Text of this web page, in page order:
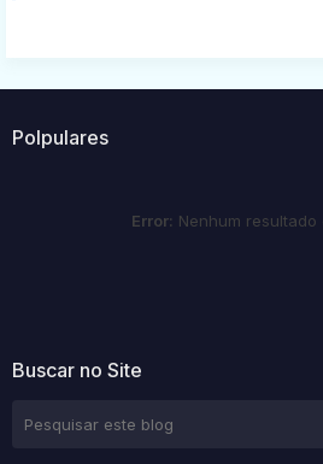
Polpulares
Error: Nenhum
Buscar no Site